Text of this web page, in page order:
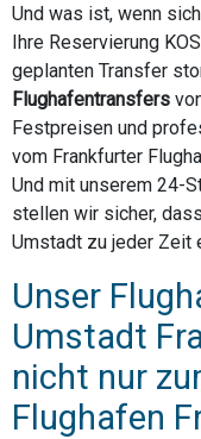
Und was ist, wenn
Ihre Reservierung
geplanten Transfer
Flughafentransfers
Festpreisen und
vom Frankfurter
Und mit unserem 24-
stellen wir sicher,
Umstadt zu jeder Zeit
Unser
Umstadt
nicht nur
Flughafen